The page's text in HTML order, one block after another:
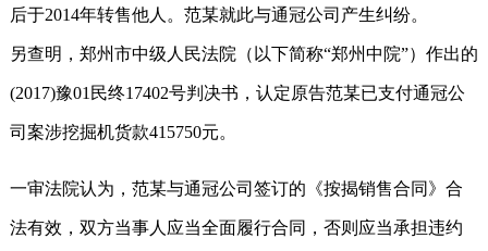
后于2014年转售他人。范某就此与通冠公司产生纠纷。
另查明，郑州市中级人民法院（以下简称“郑州中院”）作出的
(2017)豫01民终17402号判决书，认定原告范某已支付通冠公
司案涉挖掘机货款415750元。
一审法院认为，范某与通冠公司签订的《按揭销售合同》合
法有效，双方当事人应当全面履行合同，否则应当承担违约